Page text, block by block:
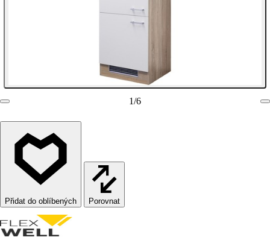
1/6
Porovnat